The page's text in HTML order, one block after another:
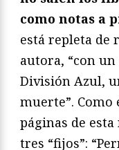
como notas a
está repleta de
autora, “con
División Azul,
muerte”. Como
páginas de
tres “fijos”: